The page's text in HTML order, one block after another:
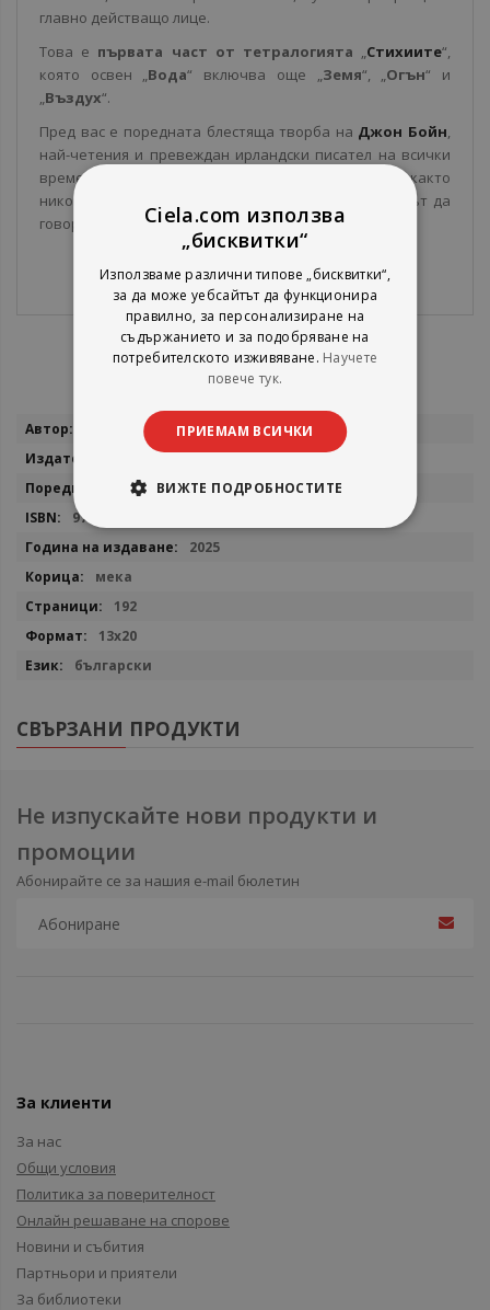
главно действащо лице.
Това е първата част от тетралогията „Стихиите“,
която освен „Вода“ включва още „Земя“, „Огън“ и
„Въздух“.
Пред вас е поредната блестяща творба на Джон Бойн,
най-четения и превеждан ирландски писател на всички
времена, който не спира да ни изненадва и умее както
никой друг всеки път да бъде различен и всеки път да
говори с гласа на душата ни.
Повече
Джон Бойн
Лабиринт
Стихиите
9786197670530
2025
мека
192
13x20
български
СВЪРЗАНИ ПРОДУКТИ
Не изпускайте нови продукти и
промоции
Абонирайте се за нашия e-mail бюлетин
За клиенти
За нас
Общи условия
Политика за поверителност
Онлайн решаване на спорове
Новини и събития
Партньори и приятели
За библиотеки
Ciela.com използва
„бисквитки“
Използваме различни типове „бисквитки“,
за да може уебсайтът да функционира
правилно, за персонализиране на
съдържанието и за подобряване на
потребителското изживяване. Научете
повече тук.
ПРИЕМАМ ВСИЧКИ
ВИЖТЕ ПОДРОБНОСТИТЕ